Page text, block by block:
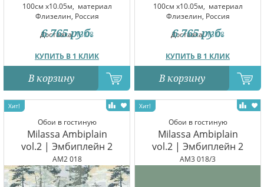
100см x10.05м, материал
Флизелин, Россия
Доставка:13.08
КУПИТЬ В 1 КЛИК
6 765 руб.
В корзину
100см x10.05м, материал
Флизелин, Россия
Доставка:13.08
КУПИТЬ В 1 КЛИК
6 765 руб.
В корзину
Обои в гостиную
Milassa Ambiplain
vol.2 | Эмбиплейн 2
AM2 018
Обои в гостиную
Milassa Ambiplain
vol.2 | Эмбиплейн 2
AM3 018/3